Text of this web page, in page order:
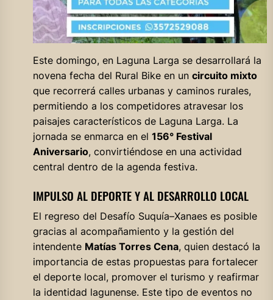
Este domingo, en Laguna Larga se desarrollará la
novena fecha del Rural Bike en un circuito mixto
que recorrerá calles urbanas y caminos rurales,
permitiendo a los competidores atravesar los
paisajes característicos de Laguna Larga. La
jornada se enmarca en el 156° Festival
Aniversario, convirtiéndose en una actividad
central dentro de la agenda festiva.
IMPULSO AL DEPORTE Y AL DESARROLLO LOCAL
El regreso del Desafío Suquía–Xanaes es posible
gracias al acompañamiento y la gestión del
intendente Matías Torres Cena, quien destacó la
importancia de estas propuestas para fortalecer
el deporte local, promover el turismo y reafirmar
la identidad lagunense. Este tipo de eventos no